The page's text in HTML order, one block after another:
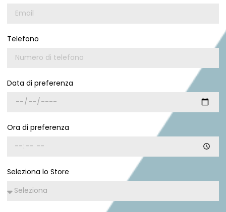
Telefono
Data di preferenza
Ora di preferenza
Seleziona lo Store